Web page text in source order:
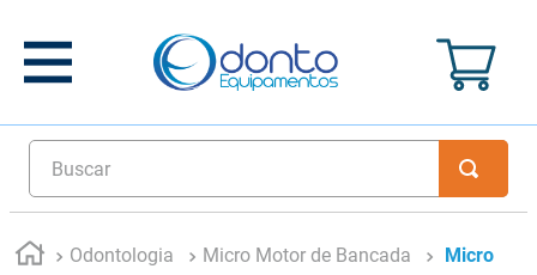
Buscar
Odontologia Micro Motor de Bancada
Micro